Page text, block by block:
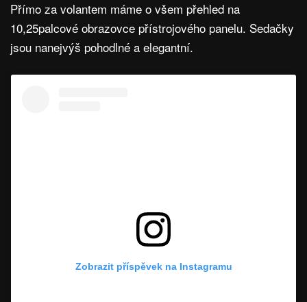
Přímo za volantem máme o všem přehled na
10,25palcové obrazovce přístrojového panelu. Sedačky
jsou nanejvýš pohodlné a elegantní.
Zobrazit příspěvek na Instagramu